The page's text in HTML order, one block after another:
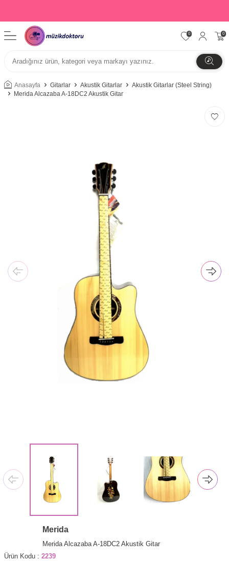
0 0
Anasayfa Gitarlar Akustik Gitarlar
Akustik Gitarlar (Steel String)
Merida Alcazaba A-18DC2 Akustik Gitar
Merida
Merida Alcazaba A-18DC2 Akustik Gitar
Ürün Kodu : 2239